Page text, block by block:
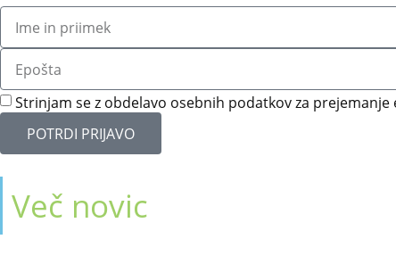
Strinjam se z obdelavo osebnih podatkov za prejemanje
POTRDI PRIJAVO
Več novic